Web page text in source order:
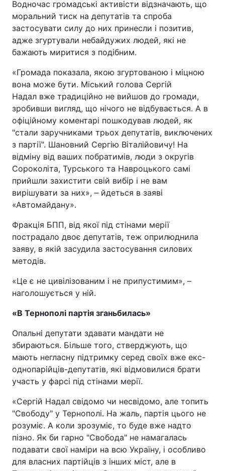
Водночас громадські активісти відзначають, що
моральний тиск на депутатів та спроба
застосувати силу до них принесли і позитив,
адже згуртували небайдужих людей, які не
бажають миритися з подібним.
«Громада показала, якою згуртованою і міцною
вона може бути. Міський голова Сергій
Надал вже традиційно не вийшов до громади,
зробивши вигляд, що нічого не відбувається. А в
офіційному коментарі пошкодував людей, як
"стали заручниками трьох депутатів, виключених
з партії". Шановний Сергію Віталійовичу! На
відміну від ваших побратимів, люди з округів
Сороколіта, Турського та Навроцького самі
прийшли захистити свій вибір і не вам
вирішувати за них», – йдеться в заяві
«Автомайдану».
Фракція БПП, від якої під стінами мерії
пострадало двоє депутатів, теж оприлюднила
заяву, в якій засудила застосування силових
методів.
«Це є не цивілізованим і не припустимим», –
наголошується у ній.
«В Тернополі партія зганьбилась»
Опальні депутати здавати мандати не
збираються. Більше того, стверджують, що
мають негласну підтримку серед своїх вже екс-
однопарійців-депутатів, які відмовилися брати
участь у фарсі під стінами мерії.
«Сергій Надал свідомо чи несвідомо, але топить
"Свободу" у Тернополі. На жаль, партія цього не
розуміє. А коли зрозуміє, то буде вже надто
пізно. Як би гарно "Свобода" не намагалась
подавати свої наміри на всю Україну, і особливо
для власних партійців з інших міст, але в